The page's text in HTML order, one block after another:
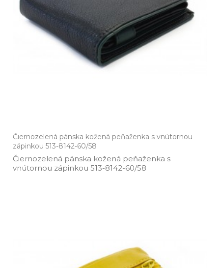
Čiernozelená pánska kožená peňaženka s vnútornou
zápinkou 513-8142-60/58
Čiernozelená pánska kožená peňaženka s
vnútornou zápinkou 513­-8142­-60/58